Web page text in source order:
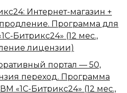
Интернет-магазин +
продление. Программа для
Битрикс24» (12 мес.,
лицензии)
портал — 50,
переход. Программа
«1С-Битрикс24» (12 мес.,